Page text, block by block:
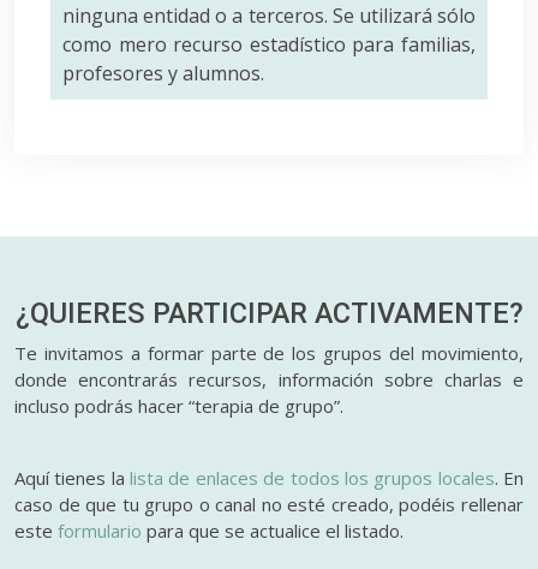
ninguna entidad o a terceros. Se utilizará sólo
como mero recurso estadístico para familias,
profesores y alumnos.
¿QUIERES PARTICIPAR ACTIVAMENTE?
Te invitamos a formar parte de los grupos del movimiento,
donde encontrarás recursos, información sobre charlas e
incluso podrás hacer “terapia de grupo”.
Aquí tienes lalista de enlaces de todos los grupos locales. En
caso de que tu grupo o canal no esté creado, podéis rellenar
este formulario para que se actualice el listado.